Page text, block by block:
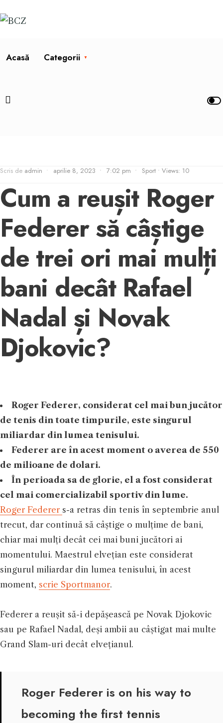
Acasă Categorii
Scris de admin • aprilie 8, 2023 • 7:02 pm • Sport • Views: 10
Cum a reușit Roger
Federer să câștige
de trei ori mai mulți
bani decât Rafael
Nadal și Novak
Djokovic?
Roger Federer, considerat cel mai bun jucător
de tenis din toate timpurile, este singurul
miliardar din lumea tenisului.
Federer are în acest moment o averea de 550
de milioane de dolari.
În perioada sa de glorie, el a fost considerat
cel mai comercializabil sportiv din lume.
Roger Federer s-a retras din tenis în septembrie anul
trecut, dar continuă să câștige o mulțime de bani,
chiar mai mulți decât cei mai buni jucători ai
momentului. Maestrul elvețian este considerat
singurul miliardar din lumea tenisului, în acest
moment, scrie Sportmanor.
Federer a reușit să-i depășească pe Novak Djokovic
sau pe Rafael Nadal, deși ambii au câștigat mai multe
Grand Slam-uri decât elvețianul.
Roger Federer is on his way to
becoming the first tennis